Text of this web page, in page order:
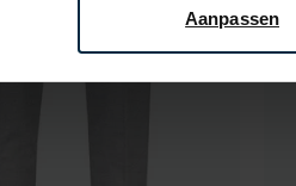
Aanpassen